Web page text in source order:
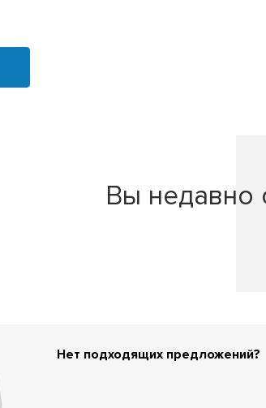
Вы недавно
Нет подходящих предложений?